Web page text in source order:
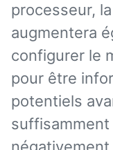
processeur,
augmentera
configurer le
pour être
potentiels